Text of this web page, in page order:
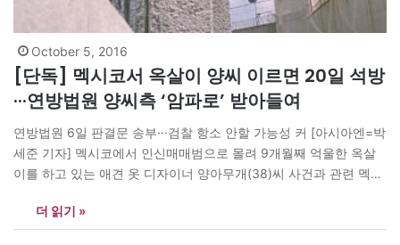
October 5, 2016
[단독] 멕시코서 옥살이 양씨 이르면 20일 석방
···연방법원 양씨측 ‘암파로’ 받아들여
연방법원 6일 판결문 송부···검찰 항소 안할 가능성 커 [아시아엔=박
세준 기자] 멕시코에서 인신매매범으로 몰려 9개월째 억울한 옥살
이를 하고 있는 애견 옷 디자이너 양아무개(38)씨 사건과 관련 멕시
소가 적법했는지를 다투는 법적절차)를 받아들였다고 법원 공식게
시판에 지난 4일(현지시각) 공고했다. 연방법원의 암파로 판결문은
더 읽기 »